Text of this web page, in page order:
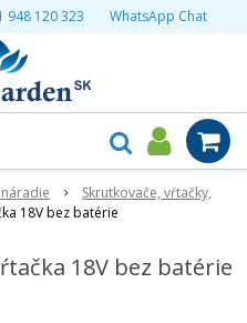
948 120 323 WhatsApp Chat
Skrutkovače, vŕtačky,
18V bez batérie
18V bez batérie